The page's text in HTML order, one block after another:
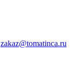
zakaz@tomatinca.ru